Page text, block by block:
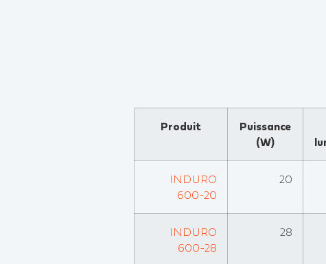
Produit
Puissance
(W)
INDURO
600-20
20
INDURO
600-28
28